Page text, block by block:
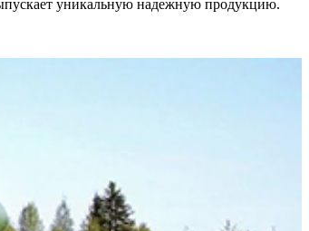
уникальную надежную продукцию.